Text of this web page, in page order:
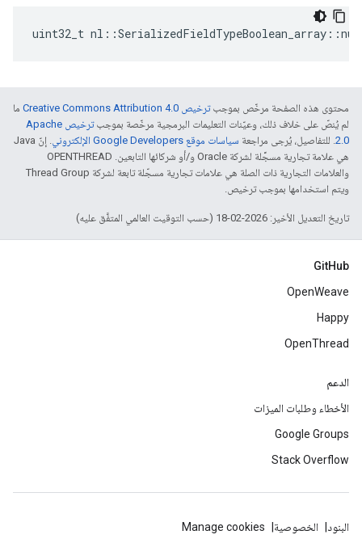
uint32_t nl::SerializedFieldTypeBoolean_array::num
محتوى هذه الصفحة مرخّص بموجبترخيص Creative Commons Attribution 4.0‏
ما
لم يُنصّ على خلاف ذلك، وعيّنات التعليمات البرمجية مرخّصة بموجب
ترخيص Apache
2.0‏. للتفاصيل، يُرجى مراجعة سياسات موقع Google Developers الإلكتروني
. إنّ Java
هي علامة تجارية مسجَّلة لشركة Oracle و/أو شركائها التابعين. ‫OPENTHREAD
والعلامات التجارية ذات الصلة هي علامات تجارية مسجّلة تابعة لشركة Thread Group
ويتم استخدامها بموجب ترخيص.
تاريخ التعديل الأخير: 2026-02-18 (حسب التوقيت العالمي المتفَّق عليه)
GitHub
OpenWeave
Happy
OpenThread
الدعم
الأخطاء وطلبات الميزات
Google Groups
Stack Overflow
البنود الخصوصية Manage cookies